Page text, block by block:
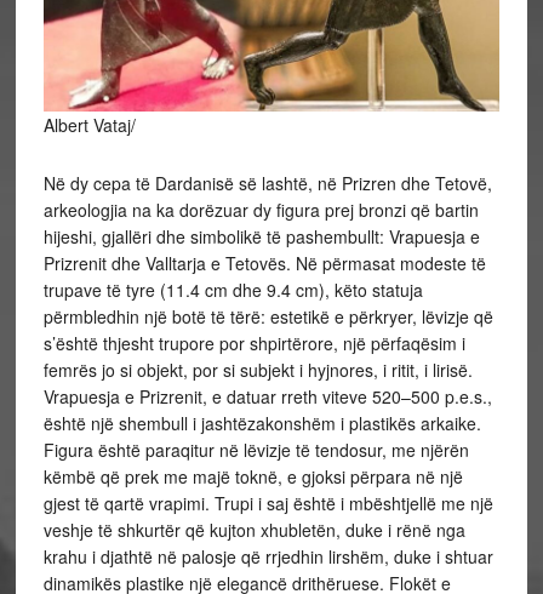
Albert Vataj/
Në dy cepa të Dardanisë së lashtë, në Prizren dhe Tetovë,
arkeologjia na ka dorëzuar dy figura prej bronzi që bartin
hijeshi, gjallëri dhe simbolikë të pashembullt: Vrapuesja e
Prizrenit dhe Valltarja e Tetovës. Në përmasat modeste të
trupave të tyre (11.4 cm dhe 9.4 cm), këto statuja
përmbledhin një botë të tërë: estetikë e përkryer, lëvizje që
s’është thjesht trupore por shpirtërore, një përfaqësim i
femrës jo si objekt, por si subjekt i hyjnores, i ritit, i lirisë.
Vrapuesja e Prizrenit, e datuar rreth viteve 520–500 p.e.s.,
është një shembull i jashtëzakonshëm i plastikës arkaike.
Figura është paraqitur në lëvizje të tendosur, me njërën
këmbë që prek me majë toknë, e gjoksi përpara në një
gjest të qartë vrapimi. Trupi i saj është i mbështjellë me një
veshje të shkurtër që kujton xhubletën, duke i rënë nga
krahu i djathtë në palosje që rrjedhin lirshëm, duke i shtuar
dinamikës plastike një elegancë drithëruese. Flokët e